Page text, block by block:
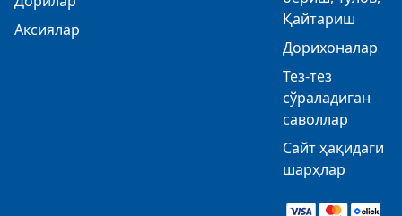
Аксиялар
Қайтариш
Дорихоналар
Тез-тез
сўраладиган
саволлар
Сайт ҳақидаги
шарҳлар